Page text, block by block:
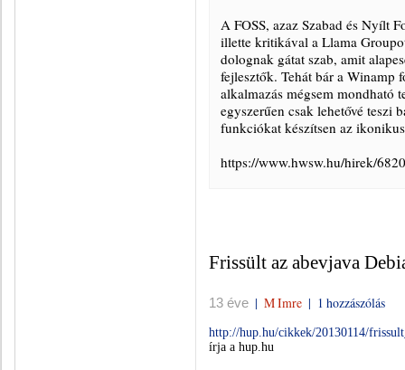
A FOSS, azaz Szabad és Nyílt
illette kritikával a Llama
dolognak gátat szab, amit
fejlesztők. Tehát bár a Winamp
alkalmazás mégsem mondható
egyszerűen csak lehetővé teszi
funkciókat készítsen az
https://www.hwsw.hu/hirek/
Frissült az abevjava
13 éve | M Imre | 1 hozzászólás
http://hup.hu/cikkek/20130114/
írja a hup.hu